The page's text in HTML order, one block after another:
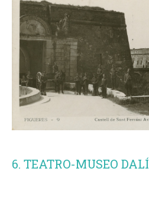
6. TEATRO-MUSEO DALÍ